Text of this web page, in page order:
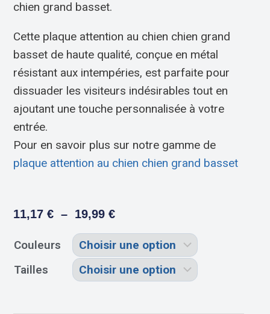
chien grand basset.
Cette plaque attention au chien chien grand
basset de haute qualité, conçue en métal
résistant aux intempéries, est parfaite pour
dissuader les visiteurs indésirables tout en
ajoutant une touche personnalisée à votre
entrée.
Pour en savoir plus sur notre gamme de
plaque attention au chien chien grand basset
11,17€ – 19,99€
Couleurs
Tailles